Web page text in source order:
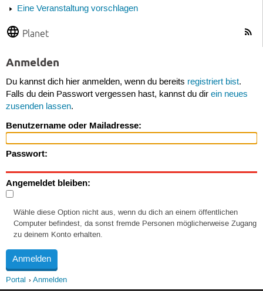
Eine Veranstaltung vorschlagen
Planet
Anmelden
Du kannst dich hier anmelden, wenn du bereits registriert bist.
Falls du dein Passwort vergessen hast, kannst du dir ein neues
zusenden lassen.
Benutzername oder Mailadresse:
Passwort:
Angemeldet bleiben:
Wähle diese Option nicht aus, wenn du dich an einem öffentlichen
Computer befindest, da sonst fremde Personen möglicherweise Zugang
zu deinem Konto erhalten.
Portal Anmelden